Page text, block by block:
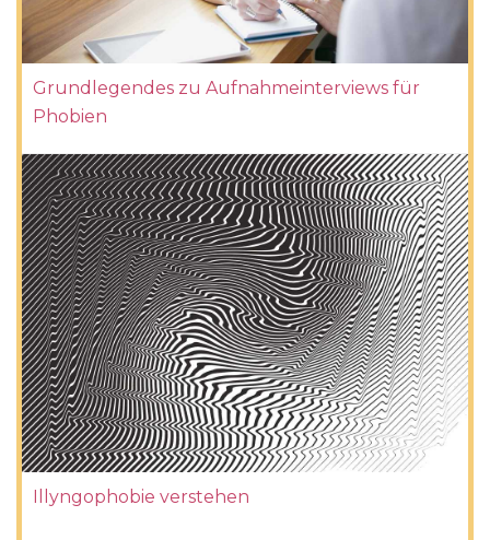
Grundlegendes zu Aufnahmeinterviews für
Phobien
Illyngophobie verstehen